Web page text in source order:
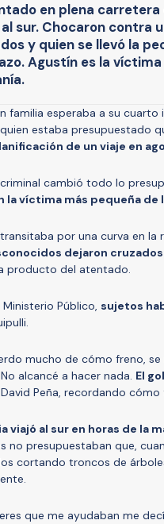
en plena
sur. Chocaron contra
y quien se llevó la
Agustín es la víctima
familia esperaba a su cuarto
estaba presupuestado
de un viaje en
cambió todo lo
la víctima más pequeña de
por una curva en la
dejaron cruzados
producto del atentado.
Ministerio Público, sujetos
mucho de cómo freno,
alcancé a hacer nada. El
Peña, recordando
viajó al sur en horas de la
no presupuestaban que,
cortando troncos de
que me ayudaban me